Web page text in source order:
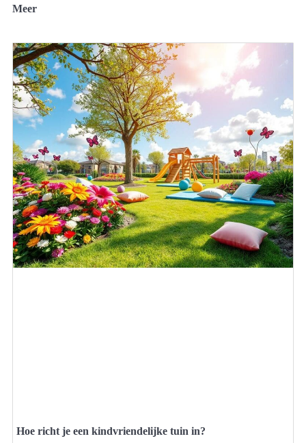
Meer
Hoe richt je een kindvriendelijke tuin in?